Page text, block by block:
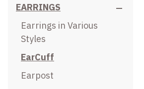
Clip Clasp
Clasp Ball
Egg Clasp
Shortener
Toggle
Pendant
Pearl umbrella pendant
Mask Charm
Charm
EARRINGS
Earrings in Various
Styles
EarCuff
Earpost